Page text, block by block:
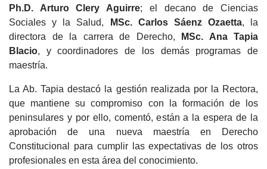
Ph.D. Arturo Clery Aguirre; el decano de Ciencias
Sociales y la Salud,
MSc. Carlos Sáenz Ozaetta, la
directora de la carrera de Derecho,
MSc. Ana Tapia
Blacio, y coordinadores de los demás programas de
maestría.
La Ab. Tapia destacó la gestión realizada por la Rectora,
que mantiene su compromiso con la formación de los
peninsulares y por ello, comentó, están a la espera de la
aprobación de una nueva maestría en Derecho
Constitucional para cumplir las expectativas de los otros
profesionales en esta área del conocimiento.